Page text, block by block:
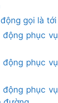
gọi là tới
phục vụ
phục vụ
phục vụ